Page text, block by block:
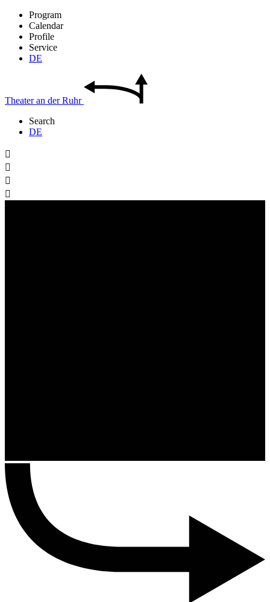
Program
Calendar
Profile
Service
DE
Theateran derRuhr
Search
DE



